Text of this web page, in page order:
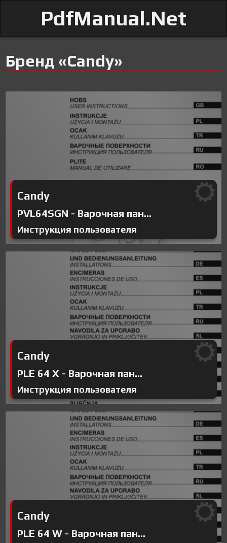
PdfManual.Net
Бренд «Candy»
Candy
PVL64SGN - Варочная пан...
Инструкция пользователя
Candy
PLE 64 X - Варочная пан...
Инструкция пользователя
Candy
PLE 64 W - Варочная пан...